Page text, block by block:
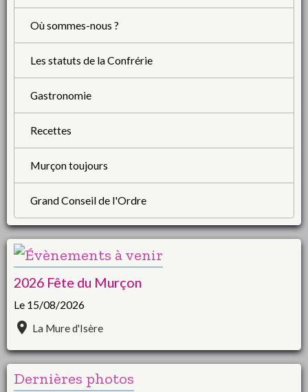
Où sommes-nous ?
Les statuts de la Confrérie
Gastronomie
Recettes
Murçon toujours
Grand Conseil de l'Ordre
2026 Fête du Murçon
Le 15/08/2026
La Mure d'Isère
Dernières photos